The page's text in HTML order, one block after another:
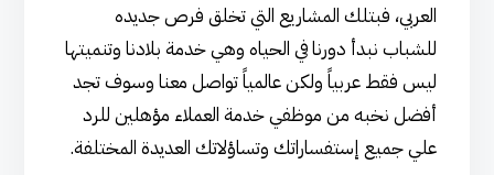
العربي، فبتلك المشاريع التي تخلق فرص جديده
للشباب نبدأ دورنا في الحياه وهي خدمة بلادنا وتنميتها
ليس فقط عربياً ولكن عالمياً تواصل معنا وسوف تجد
أفضل نخبه من موظفي خدمة العملاء مؤهلين للرد
علي جميع إستفساراتك وتساؤلاتك العديدة المختلفة.